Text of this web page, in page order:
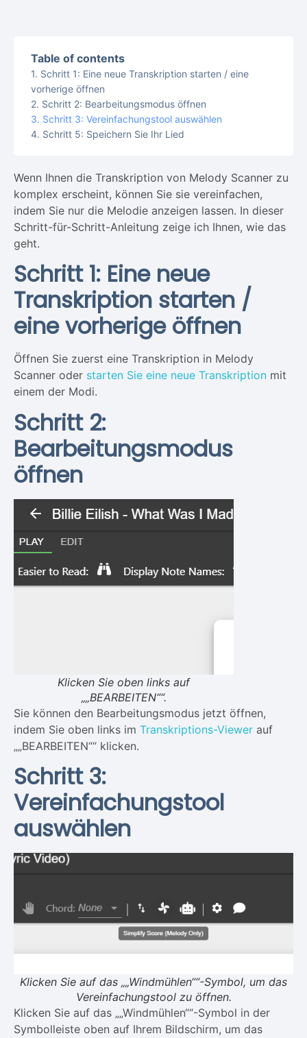
Table of contents
Schritt 1: Eine neue Transkription starten / eine
vorherige öffnen
Schritt 2: Bearbeitungsmodus öffnen
Schritt 3: Vereinfachungstool auswählen
Schritt 5: Speichern Sie Ihr Lied
Wenn Ihnen die Transkription von Melody Scanner zu
komplex erscheint, können Sie sie vereinfachen,
indem Sie nur die Melodie anzeigen lassen. In dieser
Schritt-für-Schritt-Anleitung zeige ich Ihnen, wie das
geht.
Schritt 1: Eine neue
Transkription starten /
eine vorherige öffnen
Öffnen Sie zuerst eine Transkription in Melody
Scanner oder starten Sie eine neue Transkription mit
einem der Modi.
Schritt 2:
Bearbeitungsmodus
öffnen
Klicken Sie oben links auf
„„BEARBEITEN““.
Sie können den Bearbeitungsmodus jetzt öffnen,
indem Sie oben links im Transkriptions-Viewer auf
„„BEARBEITEN““ klicken.
Schritt 3:
Vereinfachungstool
auswählen
Klicken Sie auf das „„Windmühlen““-Symbol, um das
Vereinfachungstool zu öffnen.
Klicken Sie auf das „„Windmühlen““-Symbol in der
Symbolleiste oben auf Ihrem Bildschirm, um das